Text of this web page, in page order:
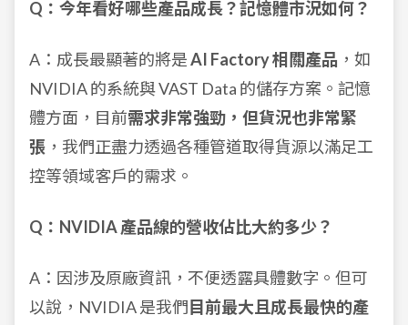
Q：今年看好哪些產品成長？記憶體市況如何？
A：成長最顯著的將是AI Factory 相關產品 ，如
NVIDIA 的系統與 VAST Data 的儲存方案。記憶
體方面，目前需求非常強勁，但貨況也非常緊
張 ，我們正盡力透過各種管道取得貨源以滿足工
控等領域客戶的需求。
Q：NVIDIA 產品線的營收佔比大約多少？
A：因涉及原廠資訊，不便透露具體數字。但可
以說，NVIDIA 是我們 目前最大且成長最快的產